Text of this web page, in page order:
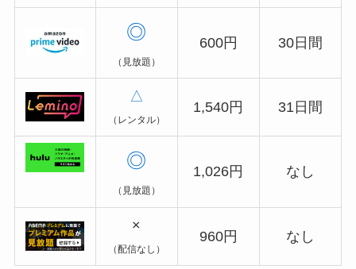
◎
（見放題）
600円 30日間
△
（レンタル）
1,540円 31日間
◎
（見放題）
1,026円 なし
×
（配信なし）
960円 なし